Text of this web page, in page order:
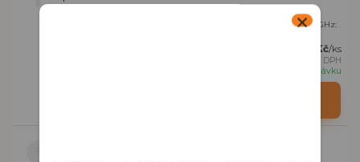
Omada Outdoor AP, frekvence 2,4/5 Ghz, 2x 2.4 GHz: 3 dBi, 2x 5 GHz:
2 571 Kč/ks
bez DPH
na objednávku